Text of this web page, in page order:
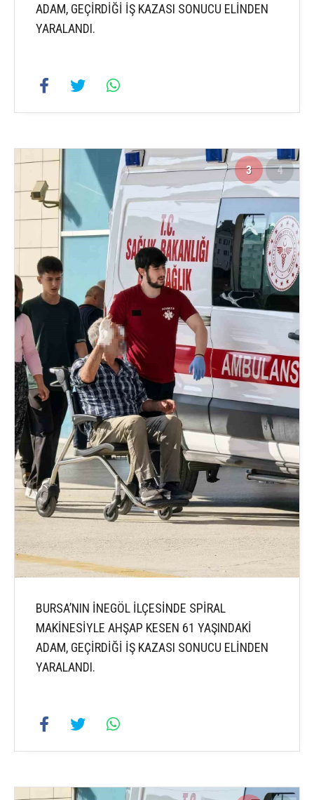
ADAM, GEÇİRDİĞİ İŞ KAZASI SONUCU ELİNDEN
YARALANDI.
3 4
BURSA’NIN İNEGÖL İLÇESİNDE SPİRAL
MAKİNESİYLE AHŞAP KESEN 61 YAŞINDAKİ
ADAM, GEÇİRDİĞİ İŞ KAZASI SONUCU ELİNDEN
YARALANDI.